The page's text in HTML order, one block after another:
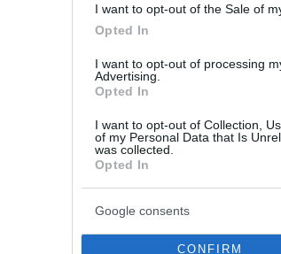
I want to opt-out of the Sale of
Opted In
I want to opt-out of processing
Advertising.
Opted In
I want to opt-out of Collection,
of my Personal Data that Is
was collected.
Opted In
Google consents
CONFIRM
read
ΚΡΑΣΙ